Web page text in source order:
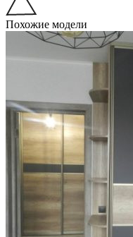
Похожие модели